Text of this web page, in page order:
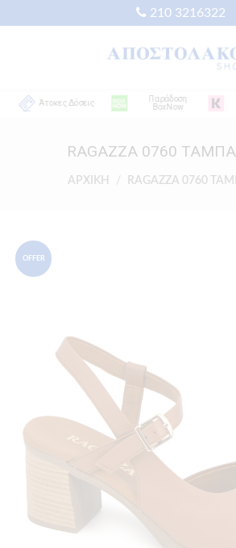
210 3216322
Άτοκες Δόσεις
Παράδοση
BoxNow
RAGAZZA 0760
ΑΡΧΙΚΗ RAGAZZA 0760
OFFER